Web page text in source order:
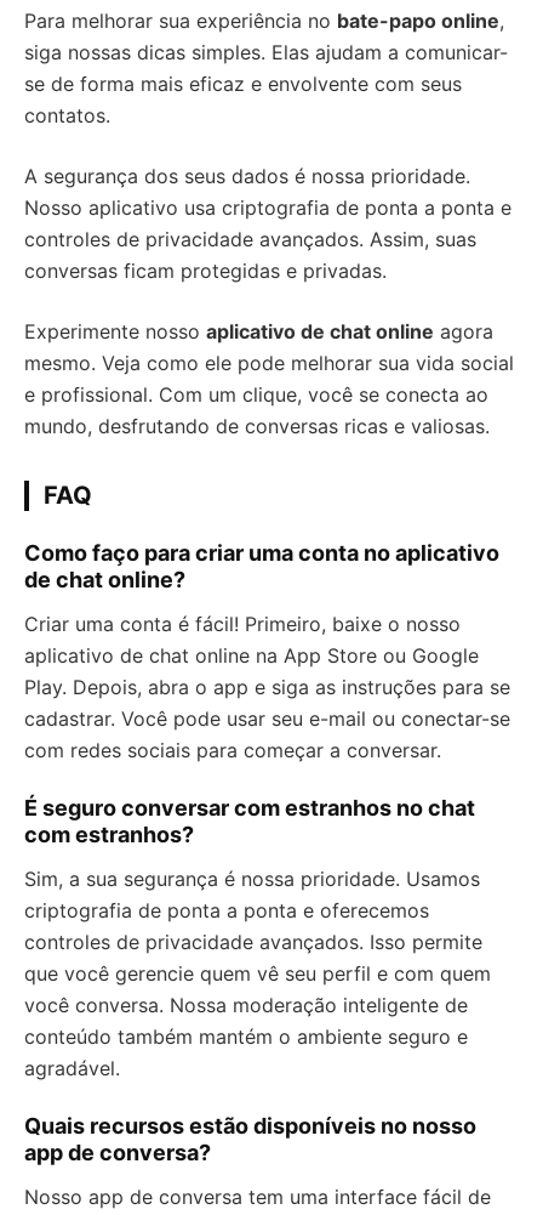
Para melhorar sua experiência no bate-papo online,
siga nossas dicas simples. Elas ajudam a comunicar-
se de forma mais eficaz e envolvente com seus
contatos.
A segurança dos seus dados é nossa prioridade.
Nosso aplicativo usa criptografia de ponta a ponta e
controles de privacidade avançados. Assim, suas
conversas ficam protegidas e privadas.
Experimente nosso aplicativo de chat online agora
mesmo. Veja como ele pode melhorar sua vida social
e profissional. Com um clique, você se conecta ao
mundo, desfrutando de conversas ricas e valiosas.
FAQ
Como faço para criar uma conta no aplicativo
de chat online?
Criar uma conta é fácil! Primeiro, baixe o nosso
aplicativo de chat online na App Store ou Google
Play. Depois, abra o app e siga as instruções para se
cadastrar. Você pode usar seu e-mail ou conectar-se
com redes sociais para começar a conversar.
É seguro conversar com estranhos no chat
com estranhos?
Sim, a sua segurança é nossa prioridade. Usamos
criptografia de ponta a ponta e oferecemos
controles de privacidade avançados. Isso permite
que você gerencie quem vê seu perfil e com quem
você conversa. Nossa moderação inteligente de
conteúdo também mantém o ambiente seguro e
agradável.
Quais recursos estão disponíveis no nosso
app de conversa?
Nosso app de conversa tem uma interface fácil de